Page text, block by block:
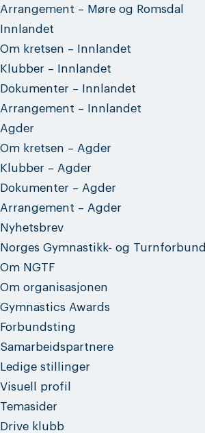
Arrangement – Møre og Romsdal
Innlandet
Om kretsen – Innlandet
Klubber – Innlandet
Dokumenter – Innlandet
Arrangement – Innlandet
Agder
Om kretsen – Agder
Klubber – Agder
Dokumenter – Agder
Arrangement – Agder
Nyhetsbrev
Norges Gymnastikk- og Turnforbund
Om NGTF
Om organisasjonen
Gymnastics Awards
Forbundsting
Samarbeidspartnere
Ledige stillinger
Visuell profil
Temasider
Drive klubb